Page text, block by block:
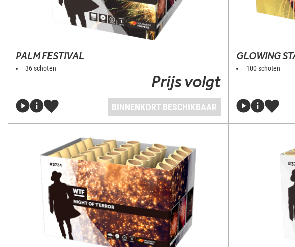
PALM FESTIVAL
36 schoten
Prijs volgt
BINNENKORT BESCHIKBAAR
GLOWING
100 schoten